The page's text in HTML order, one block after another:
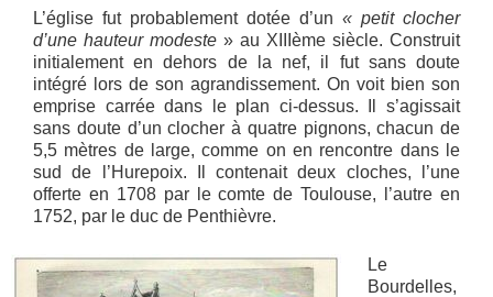
L’église fut probablement dotée d’un « petit clocher
d’une hauteur modeste » au XIIIème siècle. Construit
initialement en dehors de la nef, il fut sans doute
intégré lors de son agrandissement. On voit bien son
emprise carrée dans le plan ci-dessus. Il s’agissait
sans doute d’un clocher à quatre pignons, chacun de
5,5 mètres de large, comme on en rencontre dans le
sud de l’Hurepoix. Il contenait deux cloches, l’une
offerte en 1708 par le comte de Toulouse, l’autre en
1752, par le duc de Penthièvre.
Le
Bourdelles,